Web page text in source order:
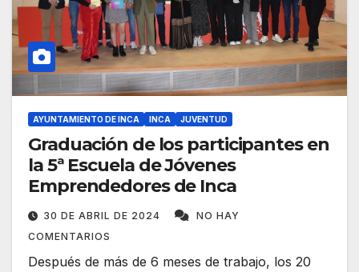
AYUNTAMIENTO DE INCA INCA JUVENTUD
Graduación de los participantes en
la 5ª Escuela de Jóvenes
Emprendedores de Inca
30 DE ABRIL DE 2024
NO HAY
COMENTARIOS
Después de más de 6 meses de trabajo, los 20